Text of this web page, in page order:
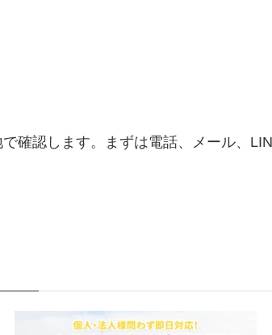
確認します。まずは電話、メール、